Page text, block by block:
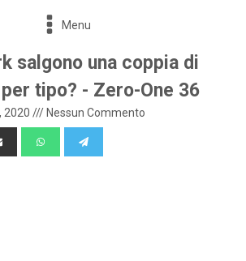
Menu
salgono una coppia di
per tipo? - Zero-One 36
2020 /// Nessun Commento